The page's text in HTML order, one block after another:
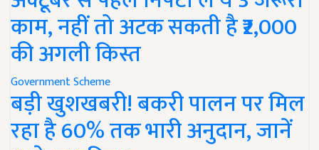
काम, नहीं तो अटक सकती है ₹2,000
की अगली किस्त
Government Scheme
बड़ी खुशखबरी! बकरी पालन पर मिल
रहा है 60% तक भारी अनुदान, जानें